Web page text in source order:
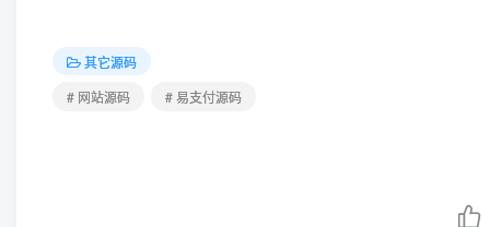
其它源码
# 网站源码
# 易支付源码